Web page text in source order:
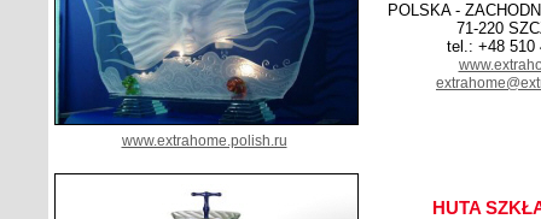
POLSKA -
71-220
tel.: +48 510
www.extrahome.polish.ru
HUTA